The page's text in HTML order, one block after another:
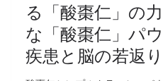
る「酸棗仁」の
な「酸棗仁」パ
疾患と脳の若返り